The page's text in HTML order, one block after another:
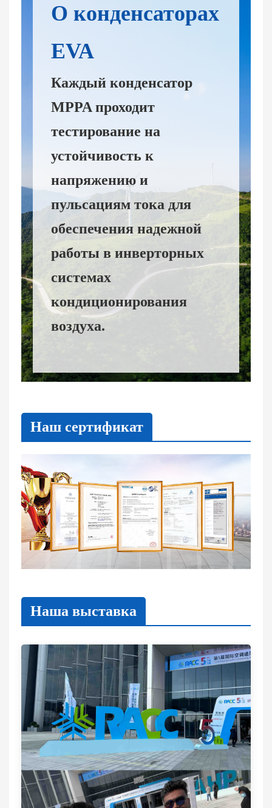
О конденсаторах
EVA
Каждый конденсатор
MPPA проходит
тестирование на
устойчивость к
напряжению и
пульсациям тока для
обеспечения надежной
работы в инверторных
системах
кондиционирования
воздуха.
Наш сертификат
Наша выставка